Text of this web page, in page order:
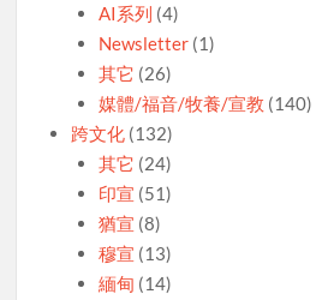
AI系列 (4)
Newsletter(1)
其它 (26)
媒體/福音/牧養/宣教 (140)
跨文化 (132)
其它 (24)
印宣 (51)
猶宣 (8)
穆宣 (13)
緬甸 (14)